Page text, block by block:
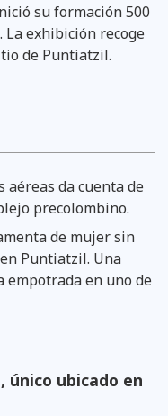
su formación 500
La exhibición recoge
de Puntiatzil.
aéreas da cuenta de
precolombino.
de mujer sin
Puntiatzil. Una
empotrada en uno de
único ubicado en